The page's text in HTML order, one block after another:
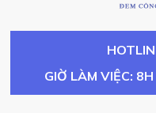
GIỜ LÀM VIỆC: